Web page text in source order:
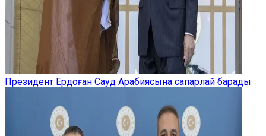
Президент Ердоған Сауд Арабиясына сапарлай барады